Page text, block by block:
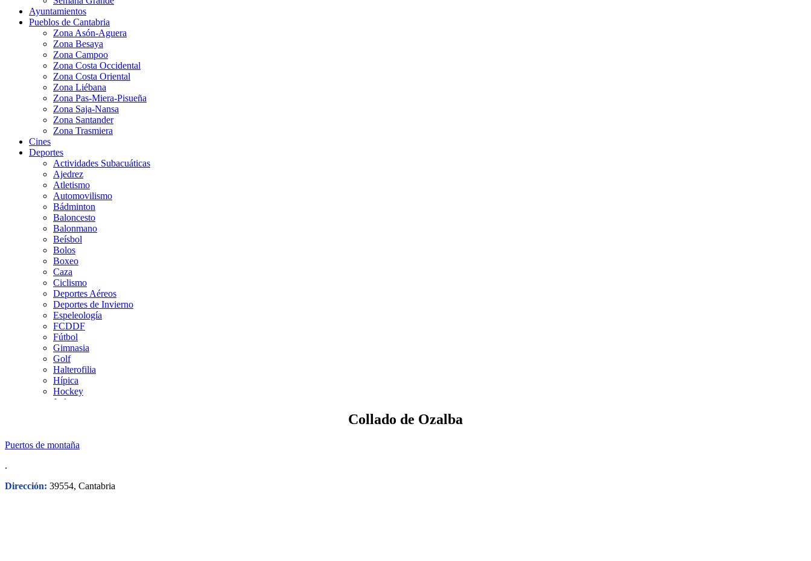
Ayuntamientos
Pueblos de Cantabria
Zona Asón-Aguera
Zona Besaya
Zona Campoo
Zona Costa Occidental
Zona Costa Oriental
Zona Liébana
Zona Pas-Miera-Pisueña
Zona Saja-Nansa
Zona Santander
Zona Trasmiera
Cines
Deportes
Actividades Subacuáticas
Ajedrez
Atletismo
Automovilismo
Bádminton
Baloncesto
Balonmano
Beísbol
Bolos
Boxeo
Caza
Ciclismo
Deportes Aéreos
Deportes de Invierno
Espeleología
FCDDF
Fútbol
Gimnasia
Golf
Halterofilia
Hípica
Hockey
Judo
Natación
Petanca
Collado de Ozalba
Puertos de montaña
.
Dirección: 39554, Cantabria